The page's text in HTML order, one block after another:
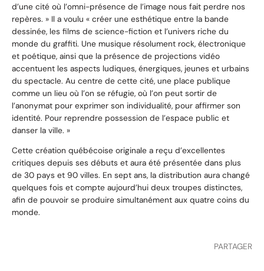
d’une cité où l’omni-présence de l’image nous fait perdre nos
repères. » Il a voulu « créer une esthétique entre la bande
dessinée, les films de science-fiction et l’univers riche du
monde du graffiti. Une musique résolument rock, électronique
et poétique, ainsi que la présence de projections vidéo
accentuent les aspects ludiques, énergiques, jeunes et urbains
du spectacle. Au centre de cette cité, une place publique
comme un lieu où l’on se réfugie, où l’on peut sortir de
l’anonymat pour exprimer son individualité, pour affirmer son
identité. Pour reprendre possession de l’espace public et
danser la ville. »
Cette création québécoise originale a reçu d’excellentes
critiques depuis ses débuts et aura été présentée dans plus
de 30 pays et 90 villes. En sept ans, la distribution aura changé
quelques fois et compte aujourd’hui deux troupes distinctes,
afin de pouvoir se produire simultanément aux quatre coins du
monde.
PARTAGER